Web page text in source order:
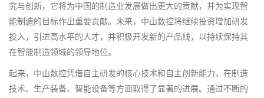
究与创新，它将为中国的制造业发展做出更大的贡献，并为实现智
能制造的目标作出重要贡献。未来，中山数控将继续投资增加研发
投入，引进高水平的人才，并积极开发新的产品线，以持续保持其
在智能制造领域的领导地位。
起来，中山数控凭借自主研发的核心技术和自主创新能力，在制造
技术、生产装备、智能设备等方面取得了显著的进展。通过不断的